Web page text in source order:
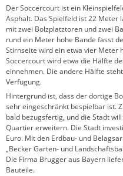
Der Soccercourt ist ein
Asphalt. Das Spielfeld ist 22 Meter
mit zwei Bolzplatztoren und zwei
rund ein Meter hohe Bande fasst
Stirnseite wird ein etwa vier Meter
Soccercourt wird etwa die Hälfte
einnehmen. Die andere Hälfte
Verfügung.
Hintergrund ist, dass der dortige
sehr eingeschränkt bespielbar ist.
bald bezugsfertig, und die Stadt
Quartier erweitern. Die Stadt
Euro. Mit den Erdbau- und
„Becker Garten- und
Die Firma Brugger aus Bayern
Bauteile.